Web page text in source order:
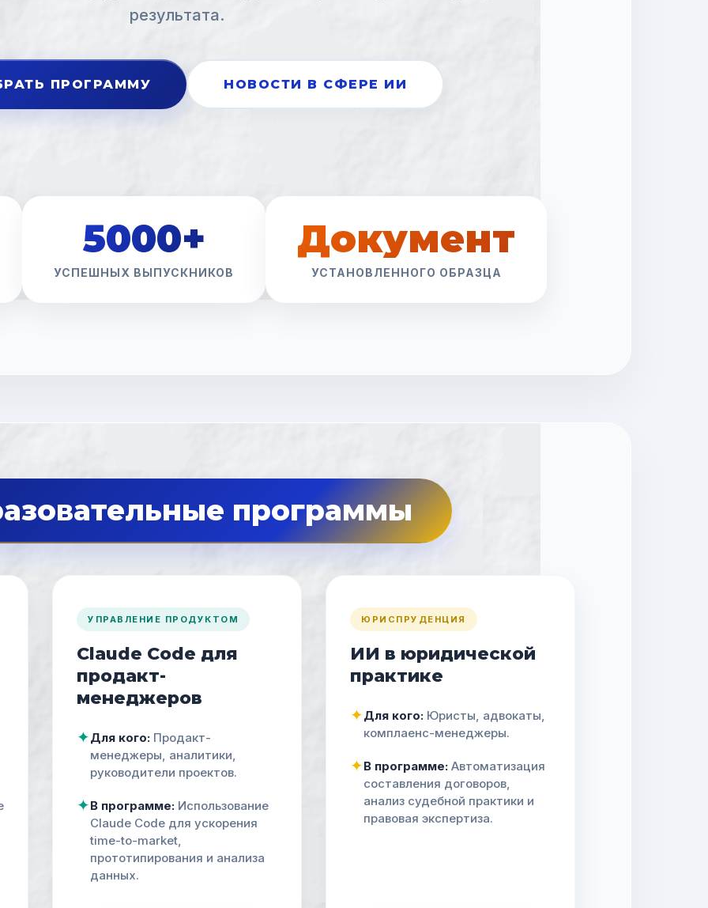
результата.
ПРОГРАММУ НОВОСТИ В СФЕРЕ ИИ
5000+
УСПЕШНЫХ ВЫПУСКНИКОВ
Документ
УСТАНОВЛЕННОГО ОБРАЗЦА
программы
УПРАВЛЕНИЕ ПРОДУКТОМ
Claude Code для
продакт-
менеджеров
✦Для кого: Продакт-
менеджеры, аналитики,
руководители проектов.
✦В программе: Использование
Claude Code для ускорения
time-to-market,
прототипирования и анализа
данных.
ЮРИСПРУДЕНЦИЯ
ИИ в юридической
практике
✦Для кого: Юристы, адвокаты,
комплаенс-менеджеры.
✦В программе: Автоматизация
составления договоров,
анализ судебной практики и
правовая экспертиза.